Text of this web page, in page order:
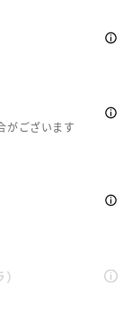
がございます